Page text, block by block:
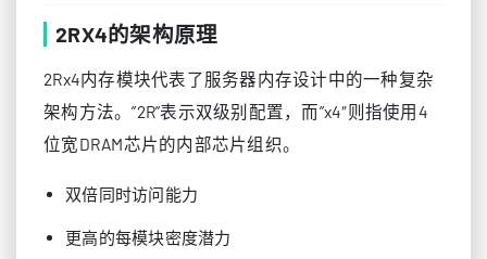
2RX4的架构原理
2Rx4内存模块代表了服务器内存设计中的一种复杂
架构方法。”2R”表示双级别配置，而”x4″则指使用4
位宽DRAM芯片的内部芯片组织。
双倍同时访问能力
更高的每模块密度潜力